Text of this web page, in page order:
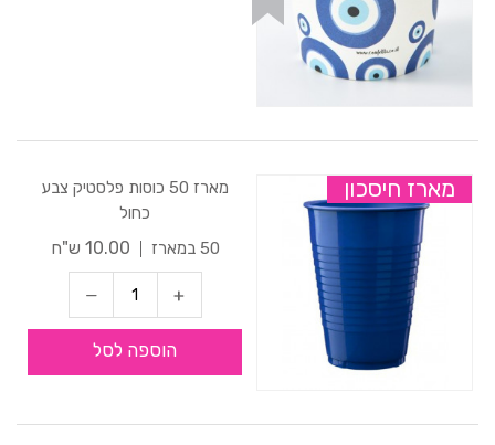
מארז חיסכון
מארז 50 כוסות פלסטיק צבע
כחול
50 במארז
10.00 ש"ח
הוספה לסל